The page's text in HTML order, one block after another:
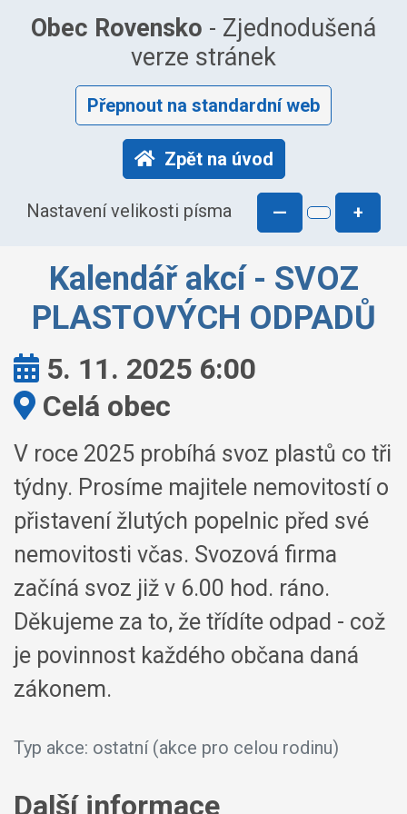
Obec Rovensko - Zjednodušená
verze stránek
Přepnout na standardní web
Zpět na úvod
Nastavení velikosti písma — +
Kalendář akcí - SVOZ
PLASTOVÝCH ODPADŮ
Kdy:
5. 11. 2025 6:00
Kde:
Celá obec
V roce 2025 probíhá svoz plastů co tři
týdny. Prosíme majitele nemovitostí o
přistavení žlutých popelnic před své
nemovitosti včas. Svozová firma
začíná svoz již v 6.00 hod. ráno.
Děkujeme za to, že třídíte odpad - což
je povinnost každého občana daná
zákonem.
Typ akce: ostatní (akce pro celou rodinu)
Další informace